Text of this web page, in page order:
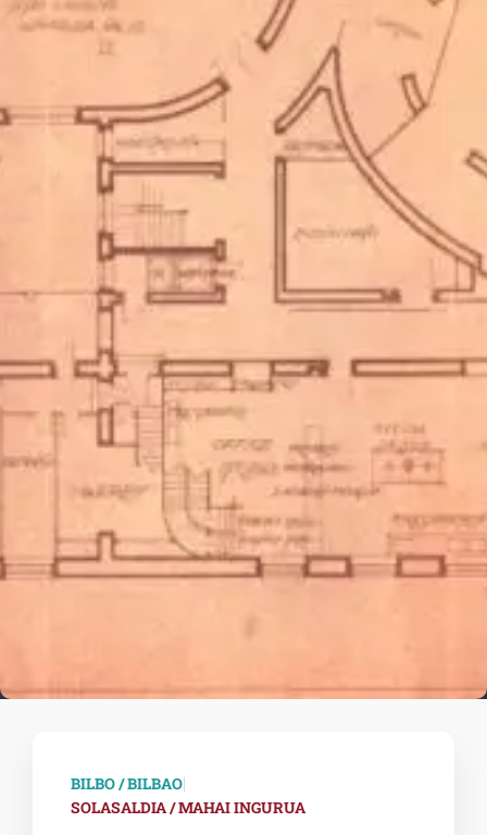
BILBO / BILBAO|
SOLASALDIA / MAHAI INGURUA